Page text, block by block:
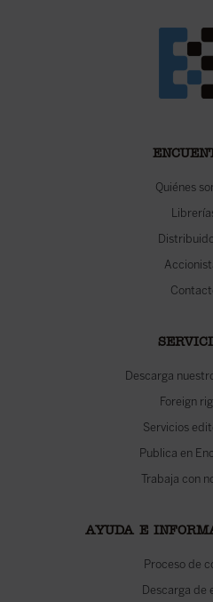
Quiénes
Descarga
Foreign
Servicios
Publica en
Trabaja con
AYUDA E
Proceso de
Descarga de